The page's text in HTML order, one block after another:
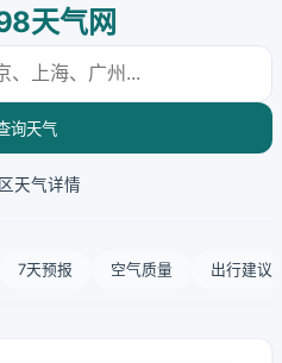
天气网
询天气
天气详情
7天预报 空气质量 出行建议